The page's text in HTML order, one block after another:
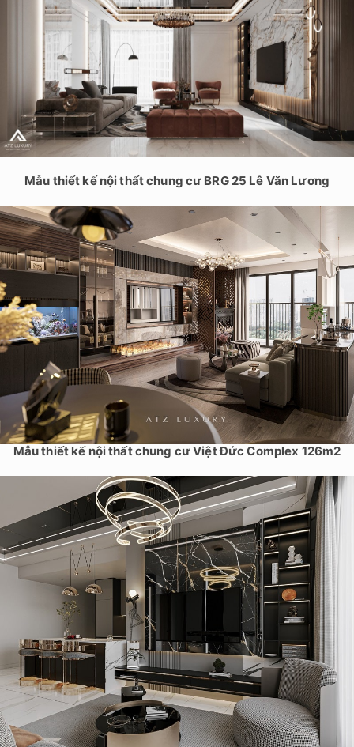
Mẫu thiết kế nội thất chung cư BRG 25 Lê Văn Lương
Mẫu thiết kế nội thất chung cư Việt Đức Complex 126m2
Mẫu thiết kế nội thất chung cư hiện đại The Crest Residence
95m2